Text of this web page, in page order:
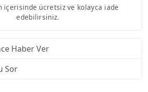
içerisinde ücretsiz ve kolayca iade
edebilirsiniz.
Haber Ver
Sor